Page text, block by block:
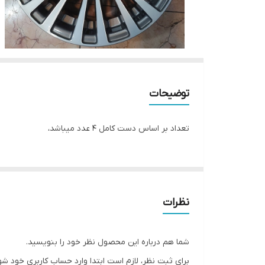
توضیحات
تعداد بر اساس دست کامل ۴ عدد میباشد،
نظرات
شما هم درباره این محصول نظر خود را بنویسید.
برای ثبت نظر، لازم است ابتدا وارد حساب کاربری خود